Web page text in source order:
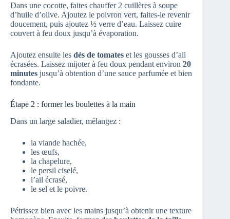
Dans une cocotte, faites chauffer 2 cuillères à soupe
d’huile d’olive. Ajoutez le poivron vert, faites-le revenir
doucement, puis ajoutez ½ verre d’eau. Laissez cuire
couvert à feu doux jusqu’à évaporation.
Ajoutez ensuite les dés de tomates et les gousses d’ail
écrasées. Laissez mijoter à feu doux pendant environ 20
minutes jusqu’à obtention d’une sauce parfumée et bien
fondante.
Étape 2 : former les boulettes à la main
Dans un large saladier, mélangez :
la viande hachée,
les œufs,
la chapelure,
le persil ciselé,
l’ail écrasé,
le sel et le poivre.
Pétrissez bien avec les mains jusqu’à obtenir une texture